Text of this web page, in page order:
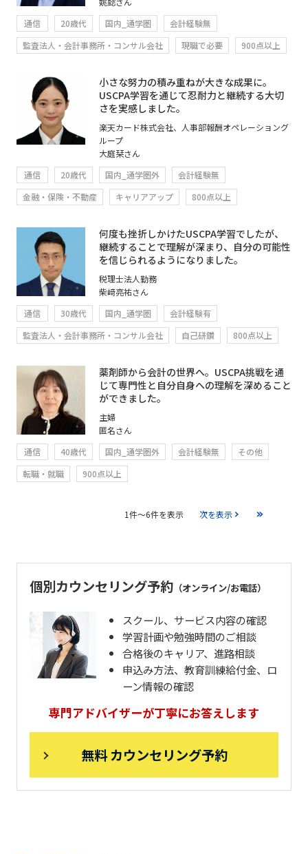
通信
20歳代 国内_通学圏
会計経験無
監査法人・会計事務所・コンサル会社
現職で必要 900点以上
小さな努力の積み重ねが大きな成果に。
USCPA学習を通じて忍耐力と継続する大切
さを実感しました。
楽天カード株式会社、人事部報酬オペレーショング
ループ
大庭栞さん
通信
20歳代 国内_通学圏外
会計経験無
金融・保険・不動産
キャリアアップ 800点以上
何度も挫折しかけたUSCPA学習でしたが、
継続することで理解が深まり、自分の可能性
を信じられるようになりました。
税理士法人勤務
柴﨑亮祐さん
通信
30歳代 国内_通学圏
会計経験有
監査法人・会計事務所・コンサル会社
自己研鑽 800点以上
薬剤師から会計の世界へ。USCPA挑戦を通
じて専門性と自分自身への理解を深めること
ができました。
主婦
匿名さん
通信
40歳代 国内_通学圏外 会計経験無
その他
転職・就職
900点以上
1件～6件を表示 次を表示
個別カウンセリング予約（オンライン/お電話）
スクール、サービス内容の確認
学習計画や勉強時間のご相談
合格後のキャリア、進路相談
申込み方法、教育訓練給付金、ロ
ーン情報の確認
専門アドバイザーが丁寧にお答えします
無料 カウンセリング予約